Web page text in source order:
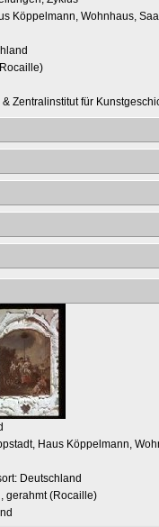
Köppelmann, Wohnhaus,
Zentralinstitut für
Haus Köppelmann,
Deutschland
gerahmt (Rocaille)